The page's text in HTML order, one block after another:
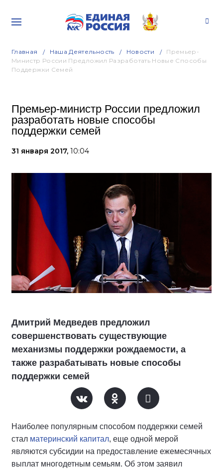
Главная Наша Деятельность Новости
Премьер-
Министр России Предложил Разработать Новые Способы
Поддержки Семей
Премьер-министр России предложил
разработать новые способы
поддержки семей
31 января 2017, 10:04
Дмитрий Медведев предложил
совершенствовать существующие
механизмы поддержки рождаемости, а
также разрабатывать новые способы
поддержки семей
Наиболее популярным способом поддержки семей
стал материнский капитал, еще одной мерой
являются субсидии на предоставление ежемесячных
выплат многодетным семьям. Об этом заявил